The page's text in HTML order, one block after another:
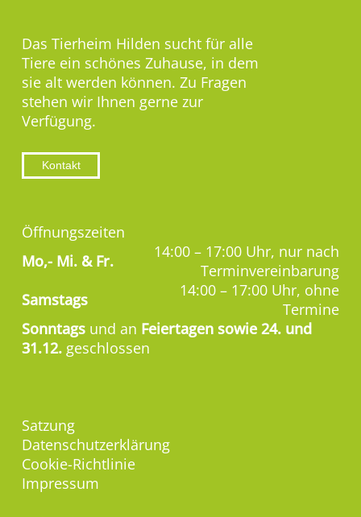
Das Tierheim Hilden sucht für alle
Tiere ein schönes Zuhause, in dem
sie alt werden können. Zu Fragen
stehen wir Ihnen gerne zur
Verfügung.
Kontakt
Öffnungszeiten
Mo,- Mi. & Fr.
14:00 – 17:00 Uhr, nur nach
Terminvereinbarung
Samstags
14:00 – 17:00 Uhr, ohne
Termine
Sonntags und an Feiertagen sowie 24. und
31.12. geschlossen
Satzung
Datenschutzerklärung
Cookie-Richtlinie
Impressum